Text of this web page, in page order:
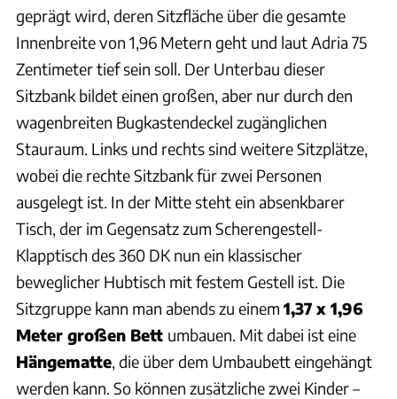
geprägt wird, deren Sitzfläche über die gesamte
Innenbreite von 1,96 Metern geht und laut Adria 75
Zentimeter tief sein soll. Der Unterbau dieser
Sitzbank bildet einen großen, aber nur durch den
wagenbreiten Bugkastendeckel zugänglichen
Stauraum. Links und rechts sind weitere Sitzplätze,
wobei die rechte Sitzbank für zwei Personen
ausgelegt ist. In der Mitte steht ein absenkbarer
Tisch, der im Gegensatz zum Scherengestell-
Klapptisch des 360 DK nun ein klassischer
beweglicher Hubtisch mit festem Gestell ist. Die
Sitzgruppe kann man abends zu einem 1,37 x 1,96
Meter großen Bett umbauen. Mit dabei ist eine
Hängematte, die über dem Umbaubett eingehängt
werden kann. So können zusätzliche zwei Kinder –